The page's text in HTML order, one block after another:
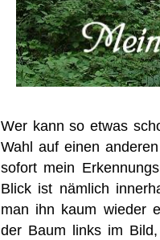
Wer kann so etwas
Wahl auf einen
sofort mein
Blick ist nämlich
man ihn kaum wieder
der Baum links im